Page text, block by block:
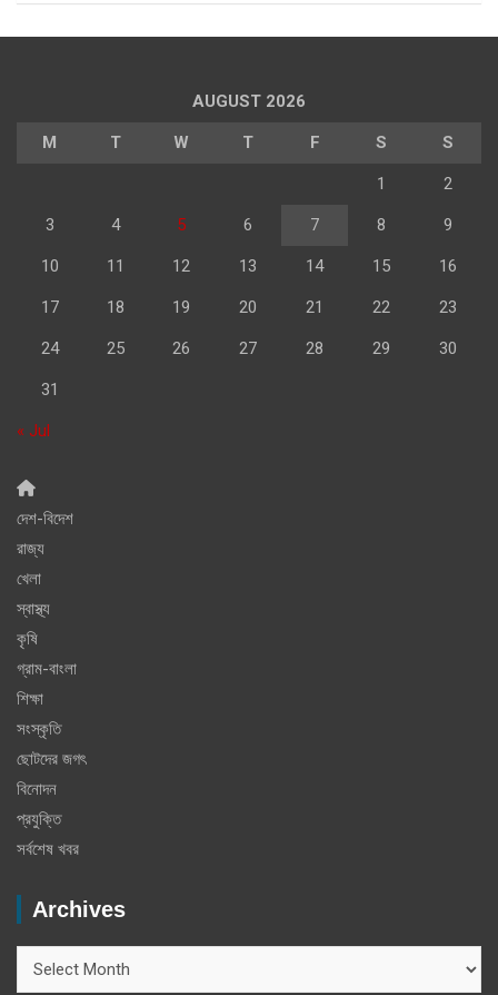
AUGUST 2026
M T W T F S S
1 2
3 4 5 6 7 8 9
10 11 12 13 14 15 16
17 18 19 20 21 22 23
24 25 26 27 28 29 30
31
« Jul
দেশ-বিদেশ
রাজ্য
খেলা
স্বাস্থ্য
কৃষি
গ্রাম-বাংলা
শিক্ষা
সংস্কৃতি
ছোটদের জগৎ
বিনোদন
প্রযুক্তি
সর্বশেষ খবর
Archives